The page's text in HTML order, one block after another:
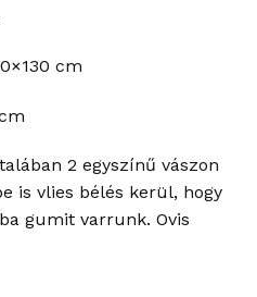
cm
2 egyszínű vászon
is vlies bélés kerül, hogy
gumit varrunk. Ovis